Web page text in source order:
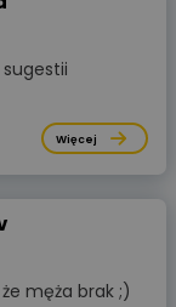
Więcej
męża brak ;)